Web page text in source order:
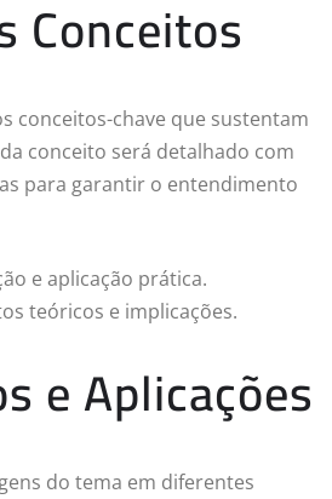
Conceitos
conceitos-chave que sustentam
conceito será detalhado com
para garantir o entendimento
e aplicação prática.
teóricos e implicações.
e Aplicações
do tema em diferentes